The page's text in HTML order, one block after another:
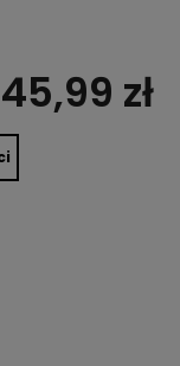
45,99 zł